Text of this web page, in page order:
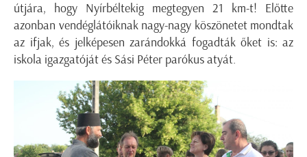
útjára, hogy Nyírbéltekig megtegyen 21 km-t! Előtte
azonban vendéglátóiknak nagy-nagy köszönetet mondtak
az ifjak, és jelképesen zarándokká fogadták őket is: az
iskola igazgatóját és Sási Péter parókus atyát.